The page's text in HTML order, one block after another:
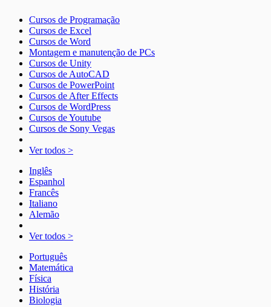
Cursos de Programação
Cursos de Excel
Cursos de Word
Montagem e manutenção de PCs
Cursos de Unity
Cursos de AutoCAD
Cursos de PowerPoint
Cursos de After Effects
Cursos de WordPress
Cursos de Youtube
Cursos de Sony Vegas
Ver todos >
Inglês
Espanhol
Francês
Italiano
Alemão
Ver todos >
Português
Matemática
Física
História
Biologia